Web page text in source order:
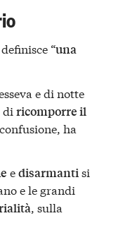
“una
e di notte
di ricomporre il
ha
edisarmantisi
e le grandi
, sulla